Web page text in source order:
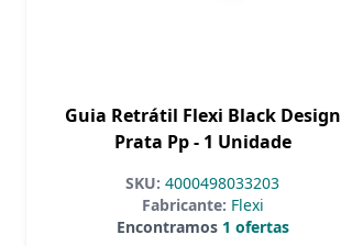
Guia Retrátil Flexi Black Design
Prata Pp - 1 Unidade
SKU: 4000498033203
Fabricante: Flexi
Encontramos1 ofertas